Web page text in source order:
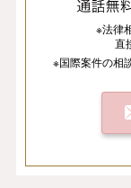
※法律
直
※国際案件の相